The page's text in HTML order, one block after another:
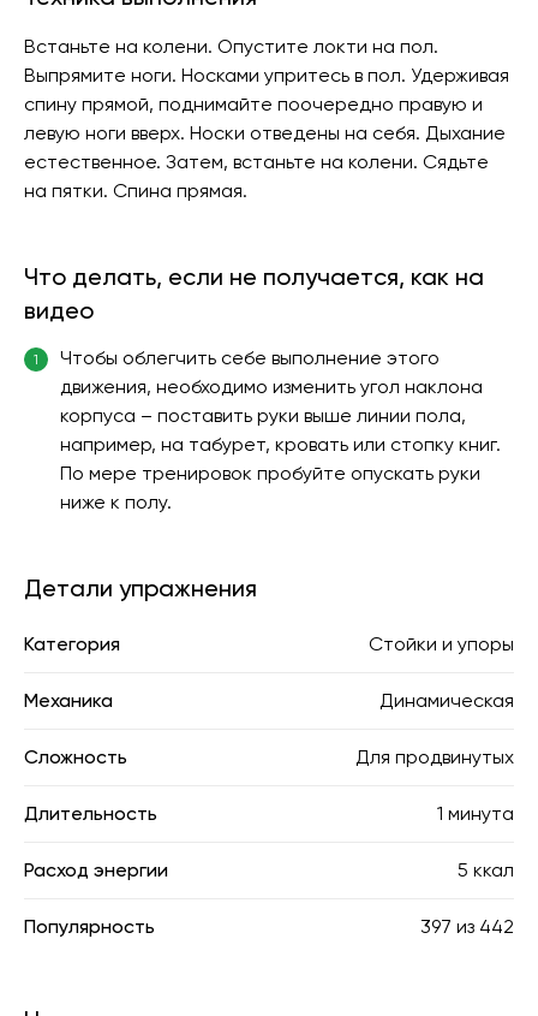
Встаньте на колени. Опустите локти на пол.
Выпрямите ноги. Носками упритесь в пол. Удерживая
спину прямой, поднимайте поочередно правую и
левую ноги вверх. Носки отведены на себя. Дыхание
естественное. Затем, встаньте на колени. Сядьте
на пятки. Спина прямая.
Что делать, если не получается, как на
видео
1
Чтобы облегчить себе выполнение этого
движения, необходимо изменить угол наклона
корпуса – поставить руки выше линии пола,
например, на табурет, кровать или стопку книг.
По мере тренировок пробуйте опускать руки
ниже к полу.
Детали упражнения
Категория Стойки и упоры
Механика Динамическая
Сложность Для продвинутых
Длительность 1 минута
Расход энергии 5 ккал
Популярность 397 из 442